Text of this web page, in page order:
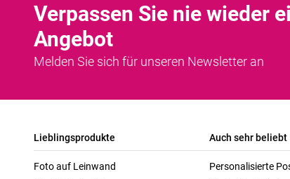
Verpassen Sie nie wieder
Angebot
Melden Sie sich für unseren Newsletter an
Lieblingsprodukte
Foto auf Leinwand
Auch sehr beliebt
Personalisierte